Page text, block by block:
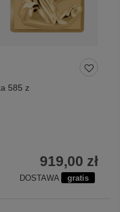
585 z
919,00 zł
DOSTAWA gratis